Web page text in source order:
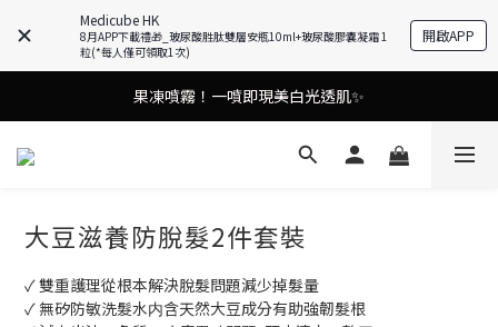
Medicube HK
8月APP下載禮🎁_玻尿酸胜肽雙層安瓶10ml+玻尿酸膠囊凝霜 1
粒(*每人僅可領取1次)
開啟APP
9in1多功能美容儀🌸護膚效果UP！
油痘肌救星💧玻尿酸58% OFF活動中！
果凍噴霧！一噴即現美白光透肌✨
9in1多功能美容儀🌸護膚效果UP！
大豆滋養防脫髮2件套裝
✓ 雙重護理從根本解決脫髮問題減少掉髮量
✓ 無矽防敏洗髮水内含天然大豆成分有助強韌髮根